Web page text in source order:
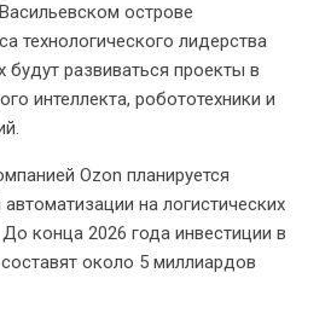
острове
технологического лидерства
будут развиваться проекты в
интеллекта, робототехники и
Ozon планируется
на логистических
конца 2026 года инвестиции в
около 5 миллиардов